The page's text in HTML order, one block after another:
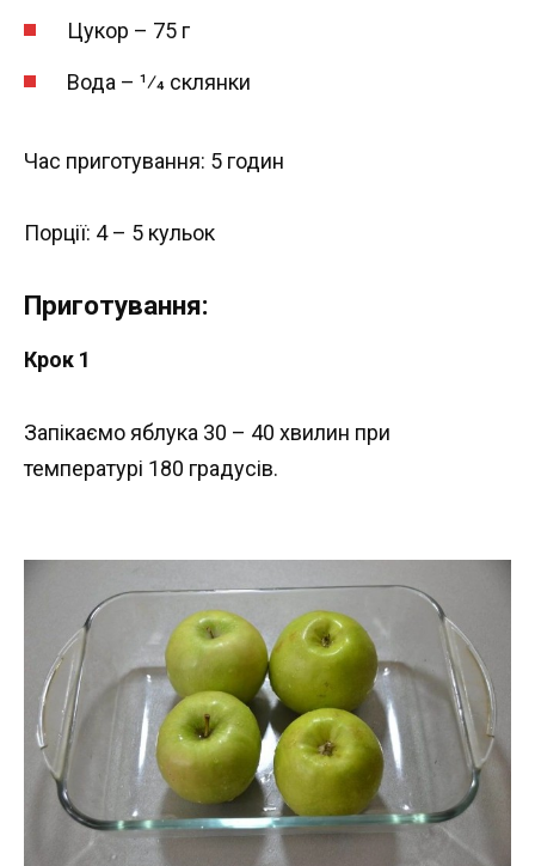
Цукор – 75 г
Вода – 1⁄4 склянки
Час приготування: 5 годин
Порції: 4 – 5 кульок
Приготування:
Крок 1
Запікаємо яблука 30 – 40 хвилин при
температурі 180 градусів.